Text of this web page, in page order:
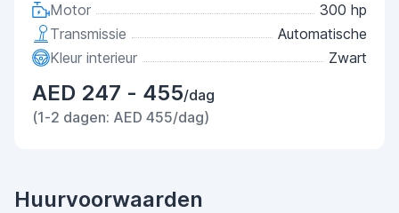
Motor
300 hp
Transmissie
Automatische
Kleur interieur
Zwart
AED 247 - 455/dag
(1-2 dagen: AED 455/dag)
Huurvoorwaarden